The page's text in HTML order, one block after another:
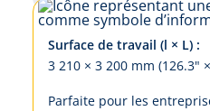
Surface de travail (l × L) :
3 210 × 3 200 mm (126.3"
Par­fai­te pour les